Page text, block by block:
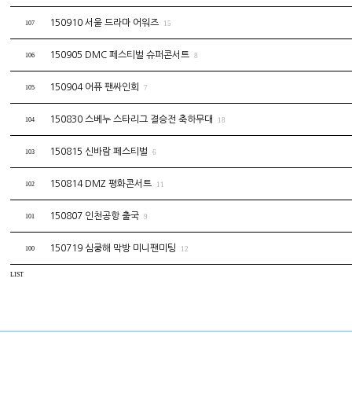
107 150910 서울 드라마 어워즈 15
106 150905 DMC 페스티벌 슈퍼콘서트 8
105 150904 어퓨 팬싸인회 7
104 150830 스베누 스타리그 결승전 축하무대 18
103 150815 신바람 페스티벌 6
102 150814 DMZ 평화콘서트 11
101 150807 인천공항 출국 9
100 150719 심쿵해 막방 미니팬미팅 12
LIST